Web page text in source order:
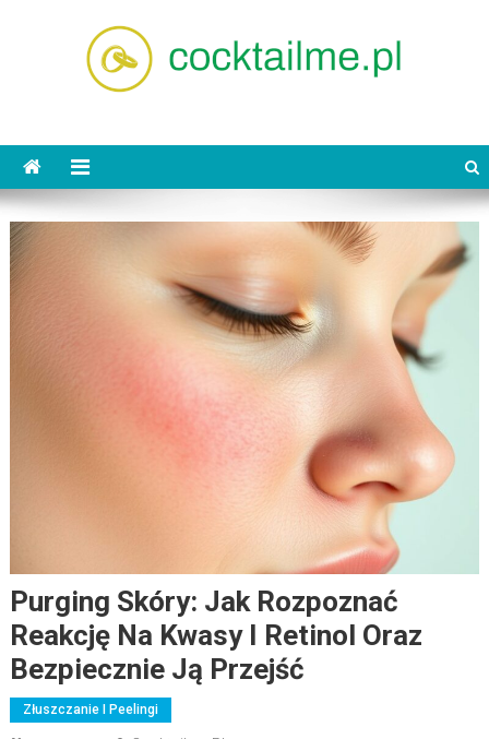
Purging Skóry: Jak Rozpoznać
Reakcję Na Kwasy I Retinol Oraz
Bezpiecznie Ją Przejść
Złuszczanie I Peelingi